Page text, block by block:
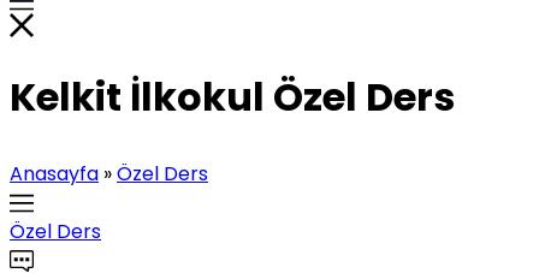
Kelkit İlkokul Özel Ders
Anasayfa »Özel Ders
Özel Ders